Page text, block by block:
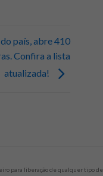
país, abre 410
Confira a lista
atualizada!
para liberação de qualquer tipo de